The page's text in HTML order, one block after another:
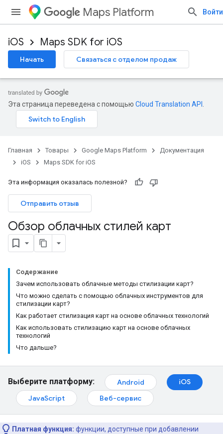
Maps Platform Войти
iOS Maps SDK for iOS
Начать Связаться с отделом продаж
Эта страница переведена с помощью Cloud Translation API
Главная Товары Google Maps Platform
Документация
iOS
Maps SDK for iOS
Эта информация оказалась полезной?
Отправить отзыв
Обзор облачных стилей карт
Содержание
Зачем использовать облачные методы стилизации карт?
Что можно сделать с помощью облачных инструментов для
стилизации карт?
Как работает стилизация карт на основе облачных технологий
Как использовать стилизацию карт на основе облачных
технологий
Что дальше?
Выберите платформу: Android
iOS
JavaScript
Веб-сервис
Платная функция: функции, доступные при добавлении